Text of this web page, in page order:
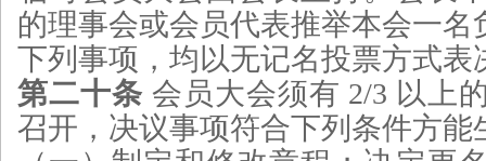
的理事会或会员代表推举本会一名
下列事项，均以无记名投票方式表
第二十条 会员大会须有 2/3 以上
召开，决议事项符合下列条件方能